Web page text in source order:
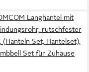
Langhantel mit
rutschfester
(Hanteln Set, Hantelset),
Set für Zuhause